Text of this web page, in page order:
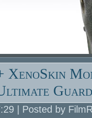
XenoSkin
Guard
| Posted by